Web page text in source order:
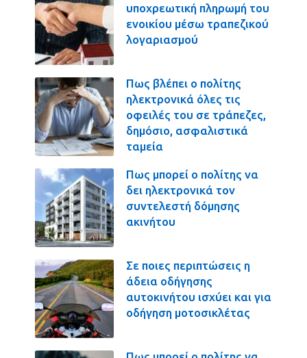
υποχρεωτική πληρωμή του
ενοικίου μέσω τραπεζικού
λογαριασμού
Πως βλέπει ο πολίτης
ηλεκτρονικά όλες τις
οφειλές του σε τράπεζες,
δημόσιο, ασφαλιστικά
ταμεία
Πως μπορεί ο πολίτης να
δει ηλεκτρονικά τον
συντελεστή δόμησης
ακινήτου
Σε ποιες περιπτώσεις η
άδεια οδήγησης
αυτοκινήτου ισχύει και για
οδήγηση μοτοσικλέτας